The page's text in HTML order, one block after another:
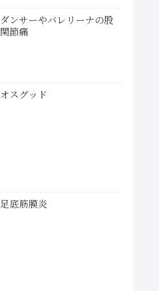
ダンサーやバレリーナの股
関節痛
オスグッド
足底筋膜炎